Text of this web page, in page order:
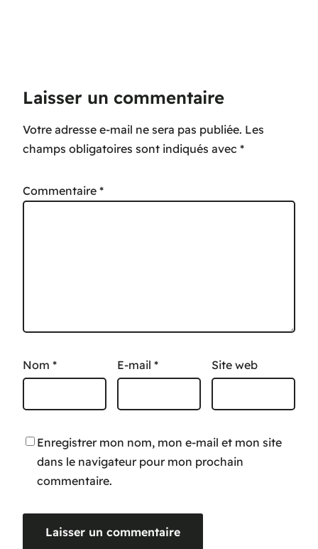
Laisser un commentaire
Votre adresse e-mail ne sera pas publiée. Les
champs obligatoires sont indiqués avec *
Commentaire *
Nom * E-mail * Site web
Enregistrer mon nom, mon e-mail et mon site
dans le navigateur pour mon prochain
commentaire.